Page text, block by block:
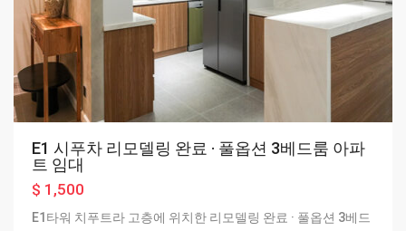
E1 시푸차 리모델링 완료 · 풀옵션 3베드룸 아파
트 임대
$ 1,500
E1타워 치푸트라 고층에 위치한 리모델링 완료 · 풀옵션 3베드